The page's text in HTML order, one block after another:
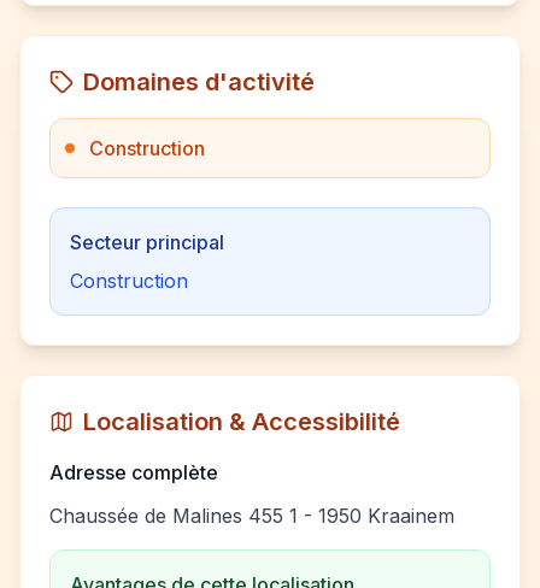
Domaines d'activité
Construction
Secteur principal
Construction
Localisation & Accessibilité
Adresse complète
Chaussée de Malines 455 1 - 1950 Kraainem